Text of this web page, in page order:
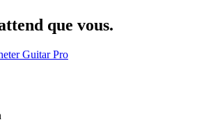
que vous.
Guitar Pro